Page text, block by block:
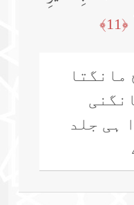
﴿11﴾
مانگتا
ہی جلد